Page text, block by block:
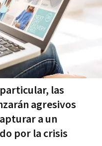
las
agresivos
a un
por la crisis